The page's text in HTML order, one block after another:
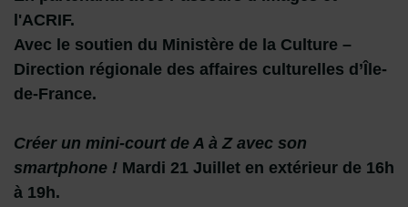
l'ACRIF.
Avec le soutien du Ministère de la Culture –
Direction régionale des affaires culturelles d’Île-
de-France.
Créer un mini-court de A à Z avec son
smartphone ! Mardi 21 Juillet en extérieur de 16h
à 19h.